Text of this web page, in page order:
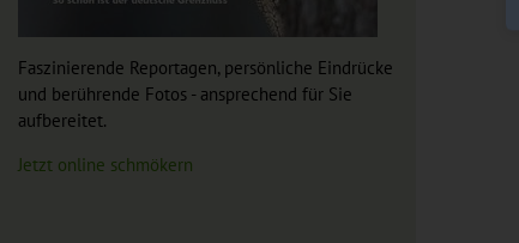
Faszinierende Reportagen, persönliche Eindrücke
und berührende Fotos - ansprechend für Sie
aufbereitet.
Jetzt online schmökern